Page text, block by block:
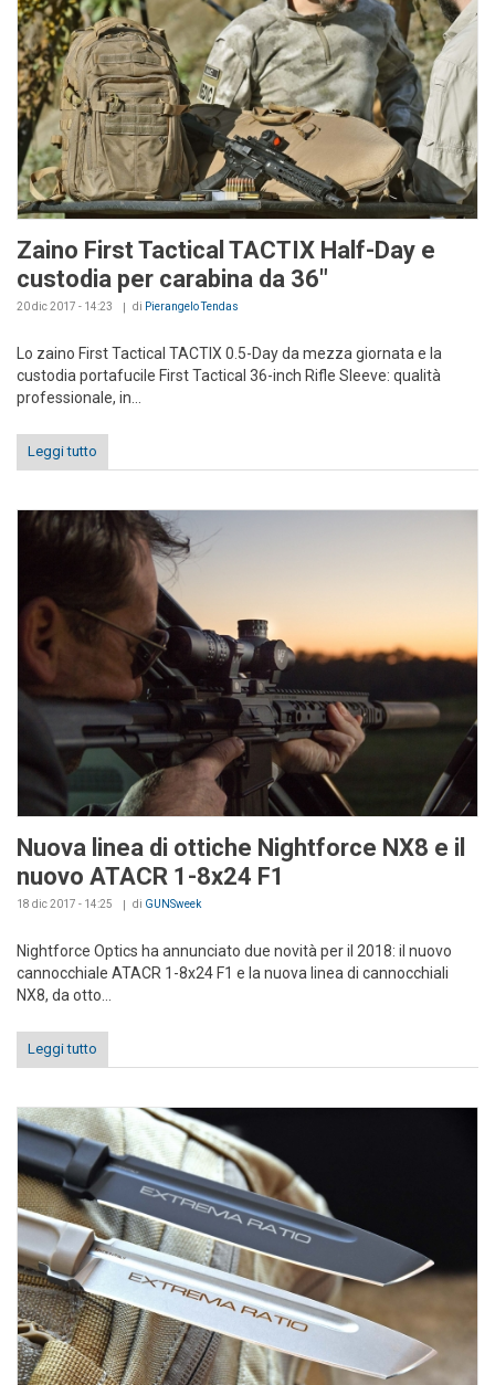
Zaino First Tactical TACTIX Half-Day e
custodia per carabina da 36"
20 dic 2017 - 14:23 di Pierangelo Tendas
Lo zaino First Tactical TACTIX 0.5-Day da mezza giornata e la
custodia portafucile First Tactical 36-inch Rifle Sleeve: qualità
professionale, in...
Leggi tutto
Nuova linea di ottiche Nightforce NX8 e il
nuovo ATACR 1-8x24 F1
18 dic 2017 - 14:25 di GUNSweek
Nightforce Optics ha annunciato due novità per il 2018: il nuovo
cannocchiale ATACR 1-8x24 F1 e la nuova linea di cannocchiali
NX8, da otto...
Leggi tutto